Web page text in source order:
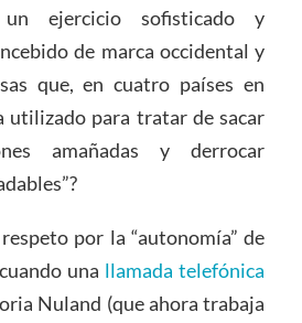
un ejercicio sofisticado y
de marca occidental y
que, en cuatro países en
utilizado para tratar de sacar
amañadas y derrocar
por la “autonomía” de
una llamada telefónica
Nuland (que ahora trabaja